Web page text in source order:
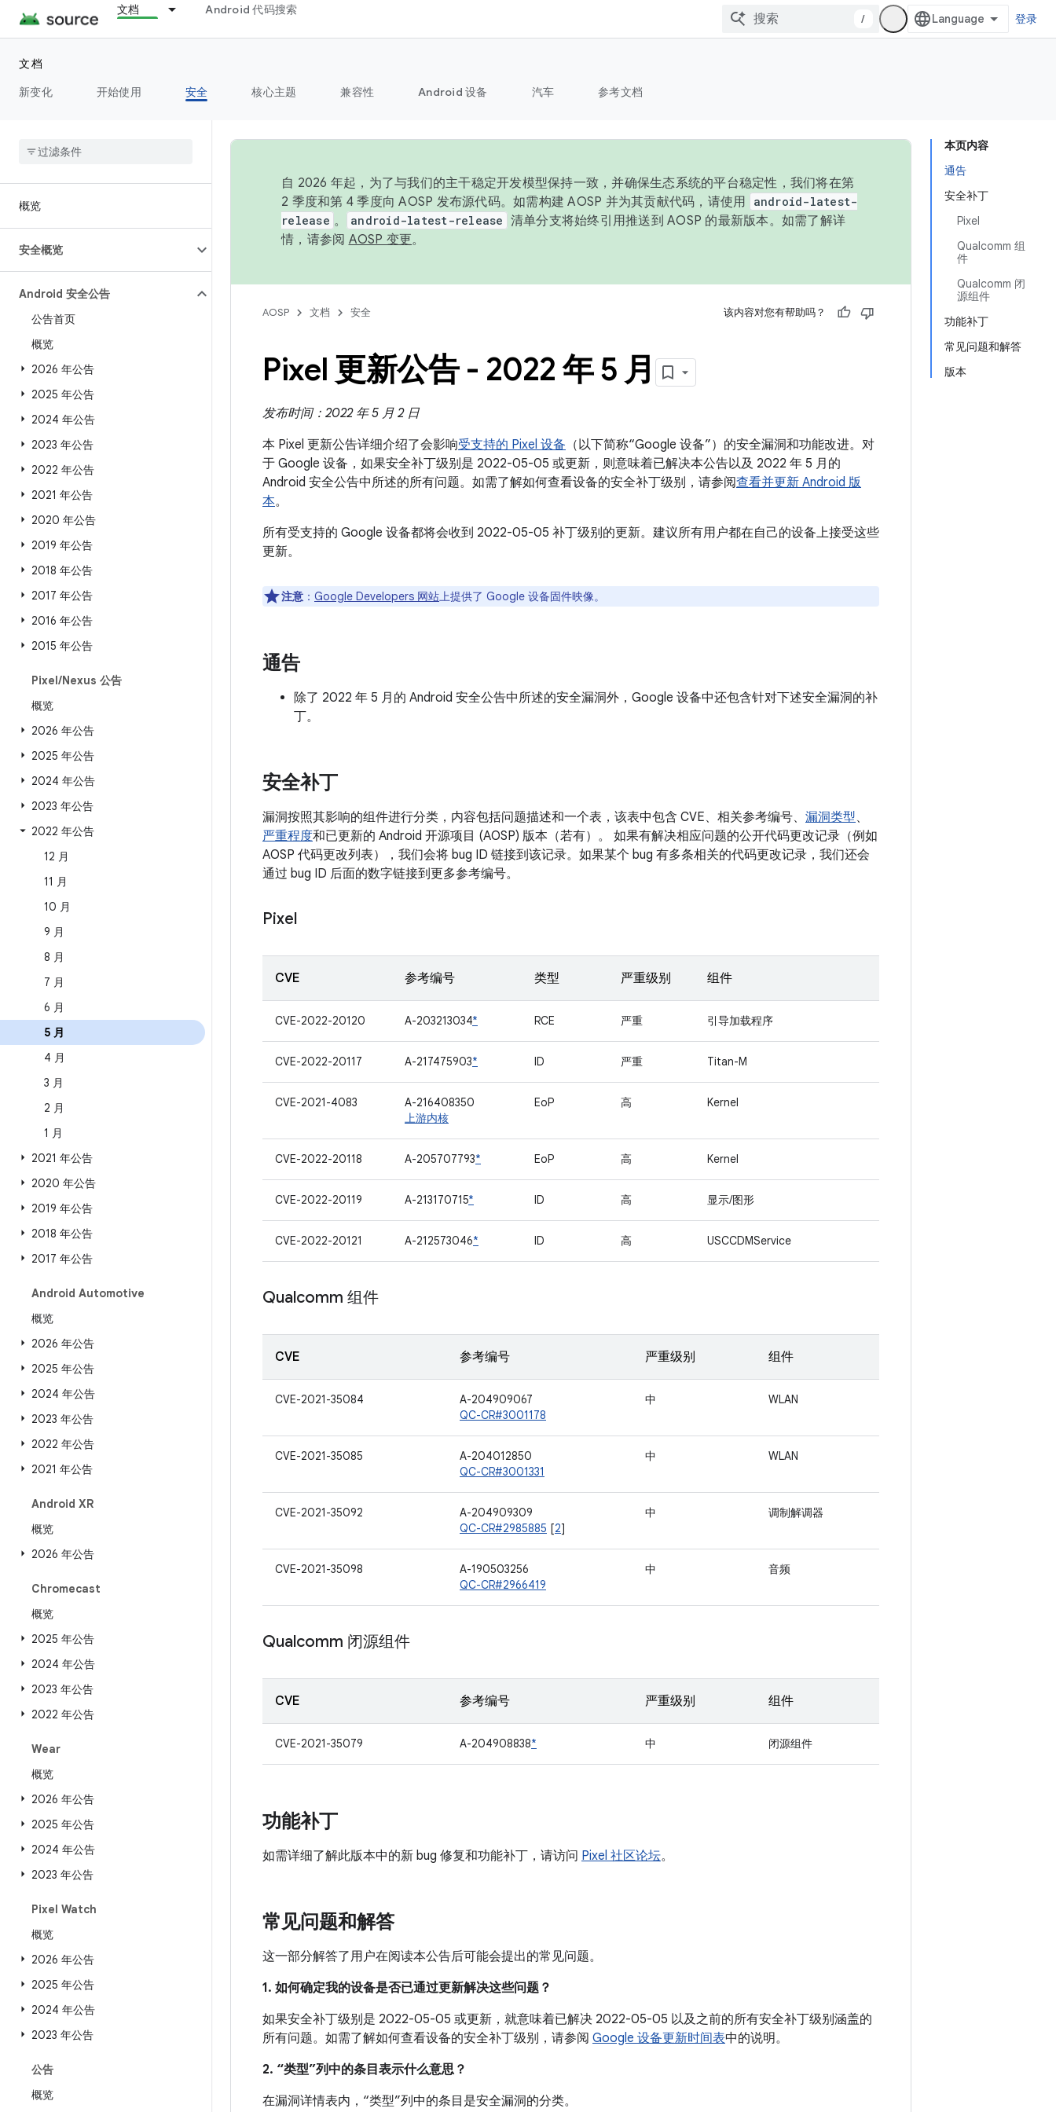
文档 Android 代码搜索
/ 登录
文档
新变化
开始使用 安全 核心主题 兼容性 Android 设备 汽车 参考文档
概览
安全概览
Android 安全公告
公告首页
概览
2026 年公告
2025 年公告
2024 年公告
2023 年公告
2022 年公告
2021 年公告
2020 年公告
2019 年公告
2018 年公告
2017 年公告
2016 年公告
2015 年公告
Pixel/Nexus 公告
概览
2026 年公告
2025 年公告
2024 年公告
2023 年公告
2022 年公告
12 月
11 月
10 月
9 月
8 月
7 月
6 月
5 月
4 月
3 月
2 月
1 月
2021 年公告
2020 年公告
2019 年公告
2018 年公告
2017 年公告
Android Automotive
概览
2026 年公告
2025 年公告
2024 年公告
2023 年公告
2022 年公告
2021 年公告
Android XR
概览
2026 年公告
Chromecast
概览
2025 年公告
2024 年公告
2023 年公告
2022 年公告
Wear
概览
2026 年公告
2025 年公告
2024 年公告
2023 年公告
Pixel Watch
概览
2026 年公告
2025 年公告
2024 年公告
2023 年公告
公告
概览
本页内容
通告
安全补丁
Pixel
Qualcomm 组
件
Qualcomm 闭
源组件
功能补丁
常见问题和解答
版本
自 2026 年起，为了与我们的主干稳定开发模型保持一致，并确保生态系统的平台稳定性，我们将在第
2 季度和第 4 季度向 AOSP 发布源代码。如需构建 AOSP 并为其贡献代码，请使用
android-latest-
release 。 android-latest-release 清单分支将始终引用推送到 AOSP 的最新版本。如需了解详
情，请参阅 AOSP 变更。
AOSP 文档 安全 该内容对您有帮助吗？
Pixel 更新公告 - 2022 年 5 月
发布时间：2022 年 5 月 2 日
本 Pixel 更新公告详细介绍了会影响受支持的 Pixel 设备 （以下简称“Google 设备”）的安全漏洞和功能改进。对
于 Google 设备，如果安全补丁级别是 2022-05-05 或更新，则意味着已解决本公告以及 2022 年 5 月的
Android 安全公告中所述的所有问题。如需了解如何查看设备的安全补丁级别，请参阅查看并更新 Android 版
本。
所有受支持的 Google 设备都将会收到 2022-05-05 补丁级别的更新。建议所有用户都在自己的设备上接受这些
更新。
注意 ： Google Developers 网站上提供了 Google 设备固件映像。
通告
除了 2022 年 5 月的 Android 安全公告中所述的安全漏洞外，Google 设备中还包含针对下述安全漏洞的补
丁。
安全补丁
漏洞按照其影响的组件进行分类，内容包括问题描述和一个表，该表中包含 CVE、相关参考编号、 漏洞类型、
严重程度和已更新的 Android 开源项目 (AOSP) 版本（若有）。 如果有解决相应问题的公开代码更改记录（例如
AOSP 代码更改列表），我们会将 bug ID 链接到该记录。如果某个 bug 有多条相关的代码更改记录，我们还会
通过 bug ID 后面的数字链接到更多参考编号。
Pixel
CVE 参考编号 类型 严重级别 组件
CVE-2022-20120 A-203213034* RCE 严重 引导加载程序
CVE-2022-20117 A-217475903* ID 严重 Titan-M
CVE-2021-4083
A-216408350
上游内核
EoP 高 Kernel
CVE-2022-20118 A-205707793* EoP 高 Kernel
CVE-2022-20119 A-213170715* ID 高 显示/图形
CVE-2022-20121 A-212573046* ID 高 USCCDMService
Qualcomm 组件
CVE 参考编号 严重级别 组件
CVE-2021-35084
A-204909067
QC-CR#3001178
中 WLAN
CVE-2021-35085
A-204012850
QC-CR#3001331
中 WLAN
CVE-2021-35092
A-204909309
QC-CR#2985885 [2]
中 调制解调器
CVE-2021-35098
A-190503256
QC-CR#2966419
中 音频
Qualcomm 闭源组件
CVE 参考编号 严重级别 组件
CVE-2021-35079 A-204908838* 中 闭源组件
功能补丁
如需详细了解此版本中的新 bug 修复和功能补丁，请访问 Pixel 社区论坛。
常见问题和解答
这一部分解答了用户在阅读本公告后可能会提出的常见问题。
1. 如何确定我的设备是否已通过更新解决这些问题？
如果安全补丁级别是 2022-05-05 或更新，就意味着已解决 2022-05-05 以及之前的所有安全补丁级别涵盖的
所有问题。如需了解如何查看设备的安全补丁级别，请参阅 Google 设备更新时间表中的说明。
2. “类型”列中的条目表示什么意思？
在漏洞详情表内，“类型”列中的条目是安全漏洞的分类。